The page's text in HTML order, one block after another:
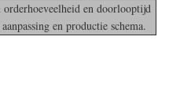
en doorlooptijd
en productie schema.